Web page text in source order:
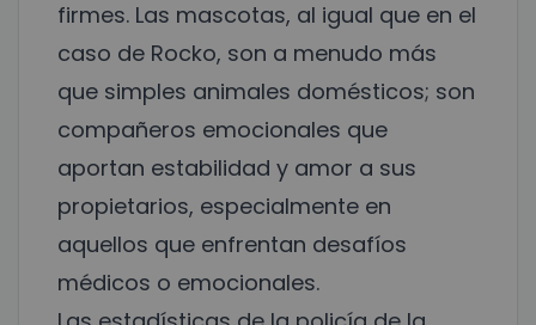
firmes. Las mascotas, al igual que en el
caso de Rocko, son a menudo más
que simples animales domésticos; son
compañeros emocionales que
aportan estabilidad y amor a sus
propietarios, especialmente en
aquellos que enfrentan desafíos
médicos o emocionales.